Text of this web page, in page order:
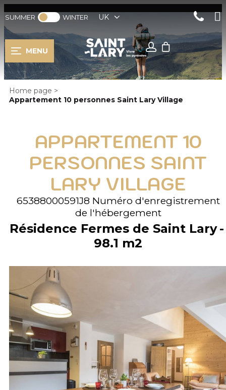
SUMMER WINTER UK
MENU
Home page >
Appartement 10 personnes Saint Lary Village
APPARTEMENT 10
PERSONNES SAINT
LARY VILLAGE
65388000591J8 Numéro d'enregistrement
de l'hébergement
Résidence Fermes de Saint Lary
98.1 m2